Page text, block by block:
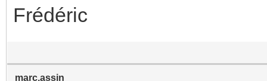
Frédéric
marc.assin